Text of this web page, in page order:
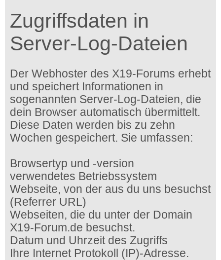
Zugriffsdaten in
Server-Log-Dateien
Der Webhoster des X19-Forums erhebt
und speichert Informationen in
sogenannten Server-Log-Dateien, die
dein Browser automatisch übermittelt.
Diese Daten werden bis zu zehn
Wochen gespeichert. Sie umfassen:
Browsertyp und -version
verwendetes Betriebssystem
Webseite, von der aus du uns besuchst
(Referrer URL)
Webseiten, die du unter der Domain
X19-Forum.de besuchst.
Datum und Uhrzeit des Zugriffs
Ihre Internet Protokoll (IP)-Adresse.